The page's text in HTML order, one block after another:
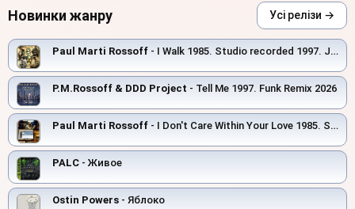
Новинки жанру Усі релізи →
Paul Marti Rossoff - I Walk 1985. Studio recorded 1997. Jazz orchestra overdubbing 2019.
P.M.Rossoff & DDD Project - Tell Me 1997. Funk Remix 2026
Paul Marti Rossoff - I Don't Care Within Your Love 1985. Studio version 1999. Remastered with overdub
PALC - Живое
Ostin Powers - Яблоко